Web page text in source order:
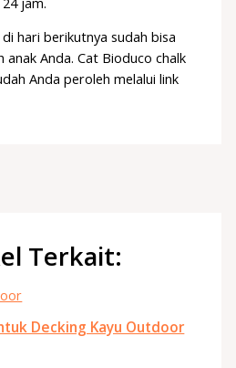
hari berikutnya sudah bisa
anak Anda. Cat Bioduco chalk
Anda peroleh melalui link
Terkait:
Decking Kayu Outdoor